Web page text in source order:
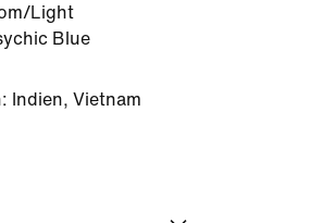
Light
Blue
Indien, Vietnam